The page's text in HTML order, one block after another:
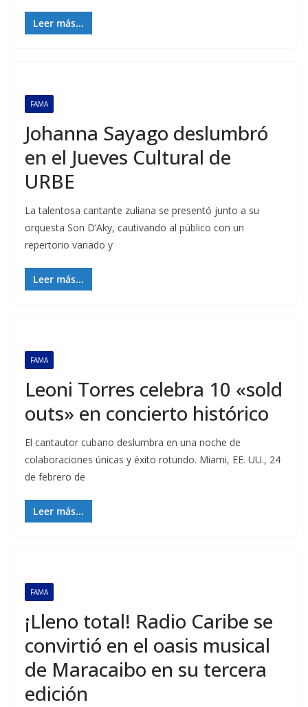
Leer más...
FAMA
Johanna Sayago deslumbró
en el Jueves Cultural de
URBE
La talentosa cantante zuliana se presentó junto a su
orquesta Son D’Aky, cautivando al público con un
repertorio variado y
Leer más...
FAMA
Leoni Torres celebra 10 «sold
outs» en concierto histórico
El cantautor cubano deslumbra en una noche de
colaboraciones únicas y éxito rotundo. Miami, EE. UU., 24
de febrero de
Leer más...
FAMA
¡Lleno total! Radio Caribe se
convirtió en el oasis musical
de Maracaibo en su tercera
edición